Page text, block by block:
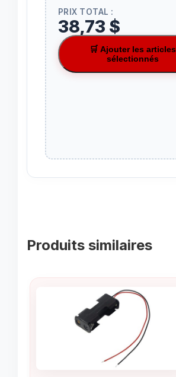
PRIX TOTAL :
38,73 $
🛒 Ajouter les articles
sélectionnés
Produits similaires